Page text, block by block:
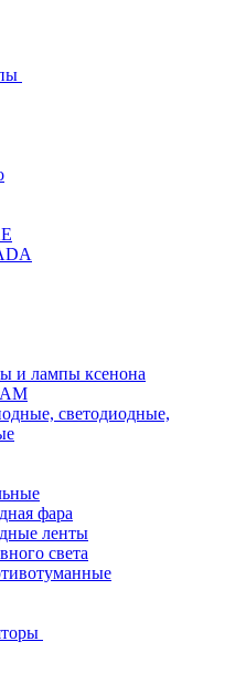
и лампы ксенона
светодиодные,
фара
ленты
света